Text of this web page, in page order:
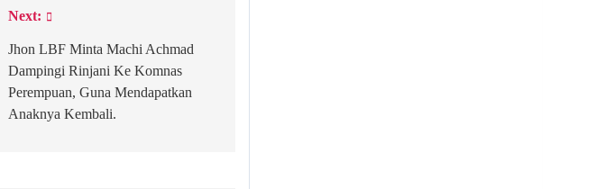
Next:
Jhon LBF Minta Machi Achmad
Dampingi Rinjani Ke Komnas
Perempuan, Guna Mendapatkan
Anaknya Kembali.